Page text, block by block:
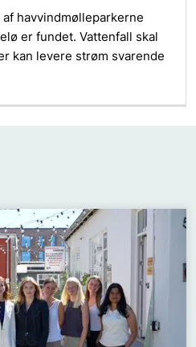
havvindmølleparkerne
er fundet. Vattenfall skal
kan levere strøm svarende